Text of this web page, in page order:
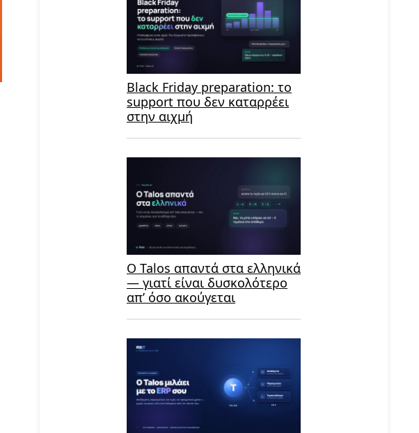
Black Friday preparation: το
support που δεν καταρρέει
στην αιχμή
Ο Talos απαντά στα ελληνικά
— γιατί είναι δυσκολότερο
απ’ όσο ακούγεται